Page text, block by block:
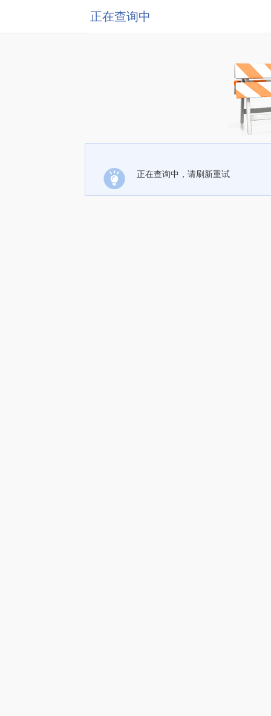
正在查询中
正在查询中，请刷新重试